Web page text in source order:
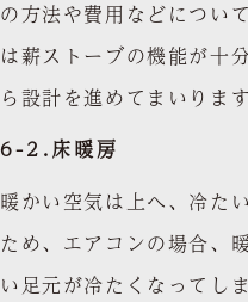
の方法や費用などについ
は薪ストーブの機能が十
ら設計を進めてまいります
6-2.床暖房
暖かい空気は上へ、冷た
ため、エアコンの場合、
い足元が冷たくなってし